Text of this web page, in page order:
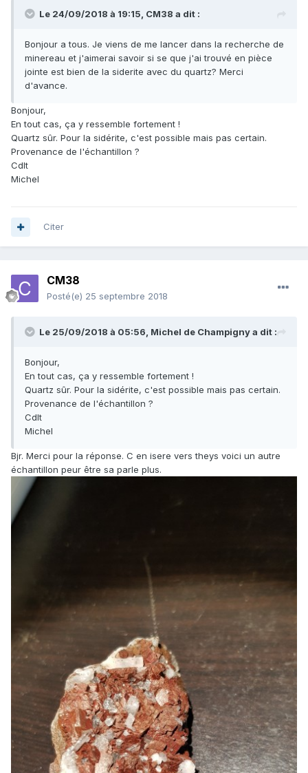
Le 24/09/2018 à 19:15, CM38 a dit :
Bonjour a tous. Je viens de me lancer dans la recherche de
minereau et j'aimerai savoir si se que j'ai trouvé en pièce
jointe est bien de la siderite avec du quartz? Merci
d'avance.
Bonjour,
En tout cas, ça y ressemble fortement !
Quartz sûr. Pour la sidérite, c'est possible mais pas certain.
Provenance de l'échantillon ?
Cdlt
Michel
Citer
CM38
Posté(e) 25 septembre 2018
Le 25/09/2018 à 05:56, Michel de Champignya dit :
Bonjour,
En tout cas, ça y ressemble fortement !
Quartz sûr. Pour la sidérite, c'est possible mais pas certain.
Provenance de l'échantillon ?
Cdlt
Michel
Bjr. Merci pour la réponse. C en isere vers theys voici un autre
échantillon peur être sa parle plus.